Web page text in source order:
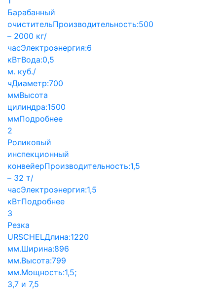
Барабанный
очистительПроизводительность:500
– 2000 кг/
часЭлектроэнергия:6
кВтВода:0,5
м. куб./
чДиаметр:700
ммВысота
цилиндра:1500
ммПодробнее
2
Роликовый
инспекционный
конвейерПроизводительность:1,5
– 32 т/
часЭлектроэнергия:1,5
кВтПодробнее
3
Резка
URSCHELДлина:1220
мм.Ширина:896
мм.Высота:799
мм.Мощность:1,5;
3,7 и 7,5